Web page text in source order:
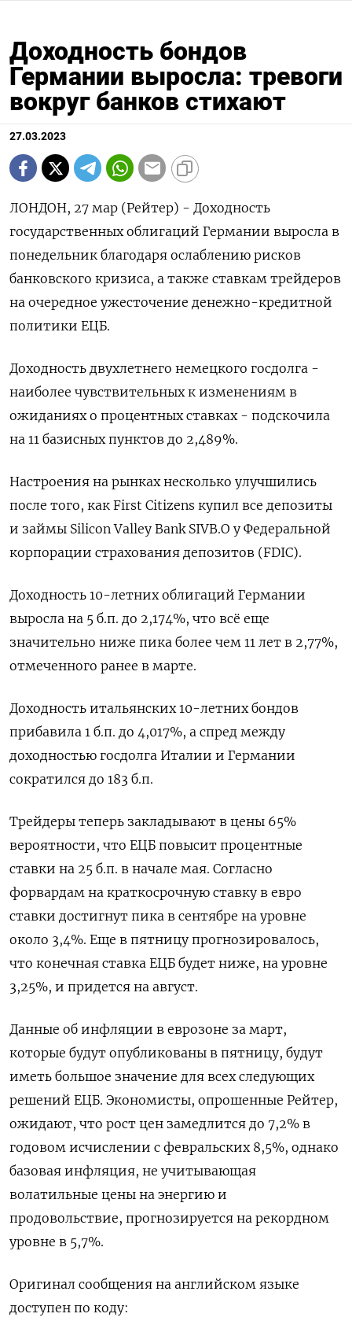
Доходность бондов
Германии выросла: тревоги
вокруг банков стихают
27.03.2023
ЛОНДОН, 27 мар (Рейтер) - Доходность
государственных облигаций Германии выросла в
понедельник благодаря ослаблению рисков
банковского кризиса, а также ставкам трейдеров
на очередное ужесточение денежно-кредитной
политики ЕЦБ.
Доходность двухлетнего немецкого госдолга -
наиболее чувствительных к изменениям в
ожиданиях о процентных ставках - подскочила
на 11 базисных пунктов до 2,489%.
Настроения на рынках несколько улучшились
после того, как First Citizens купил все депозиты
и займы Silicon Valley Bank SIVB.O у Федеральной
корпорации страхования депозитов (FDIC).
Доходность 10-летних облигаций Германии
выросла на 5 б.п. до 2,174%, что всё еще
значительно ниже пика более чем 11 лет в 2,77%,
отмеченного ранее в марте.
Доходность итальянских 10-летних бондов
прибавила 1 б.п. до 4,017%, а спред между
доходностью госдолга Италии и Германии
сократился до 183 б.п.
Трейдеры теперь закладывают в цены 65%
вероятности, что ЕЦБ повысит процентные
ставки на 25 б.п. в начале мая. Согласно
форвардам на краткосрочную ставку в евро
ставки достигнут пика в сентябре на уровне
около 3,4%. Еще в пятницу прогнозировалось,
что конечная ставка ЕЦБ будет ниже, на уровне
3,25%, и придется на август.
Данные об инфляции в еврозоне за март,
которые будут опубликованы в пятницу, будут
иметь большое значение для всех следующих
решений ЕЦБ. Экономисты, опрошенные Рейтер,
ожидают, что рост цен замедлится до 7,2% в
годовом исчислении с февральских 8,5%, однако
базовая инфляция, не учитывающая
волатильные цены на энергию и
продовольствие, прогнозируется на рекордном
уровне в 5,7%.
Оригинал сообщения на английском языке
доступен по коду: